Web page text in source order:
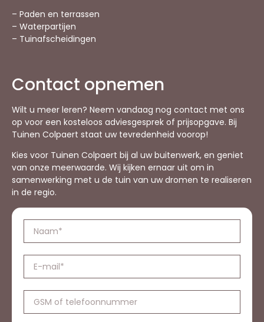
– Paden en terrassen
– Waterpartijen
– Tuinafscheidingen
Contact opnemen
Wilt u meer leren? Neem vandaag nog contact met ons
op voor een kosteloos adviesgesprek of prijsopgave. Bij
Tuinen Colpaert staat uw tevredenheid voorop!
Kies voor Tuinen Colpaert bij al uw buitenwerk, en geniet
van onze meerwaarde. Wij kijken ernaar uit om in
samenwerking met u de tuin van uw dromen te realiseren
in de regio.